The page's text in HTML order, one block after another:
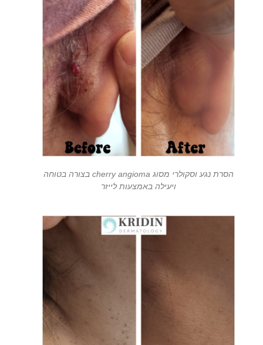
הסרת נגע וסקולרי מסוג cherry angioma בצורה בטוחה
ויעילה באמצעות לייזר